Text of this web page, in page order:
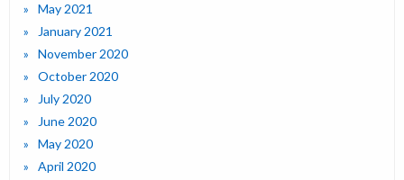
May 2021
January 2021
November 2020
October 2020
July 2020
June 2020
May 2020
April 2020